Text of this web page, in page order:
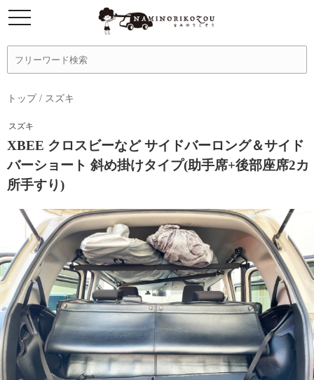
トップ/ スズキ
スズキ
XBEE クロスビーなど サイドバーロング＆サイド
バーショート 斜め掛けタイプ(助手席+後部座席2カ
所手すり)